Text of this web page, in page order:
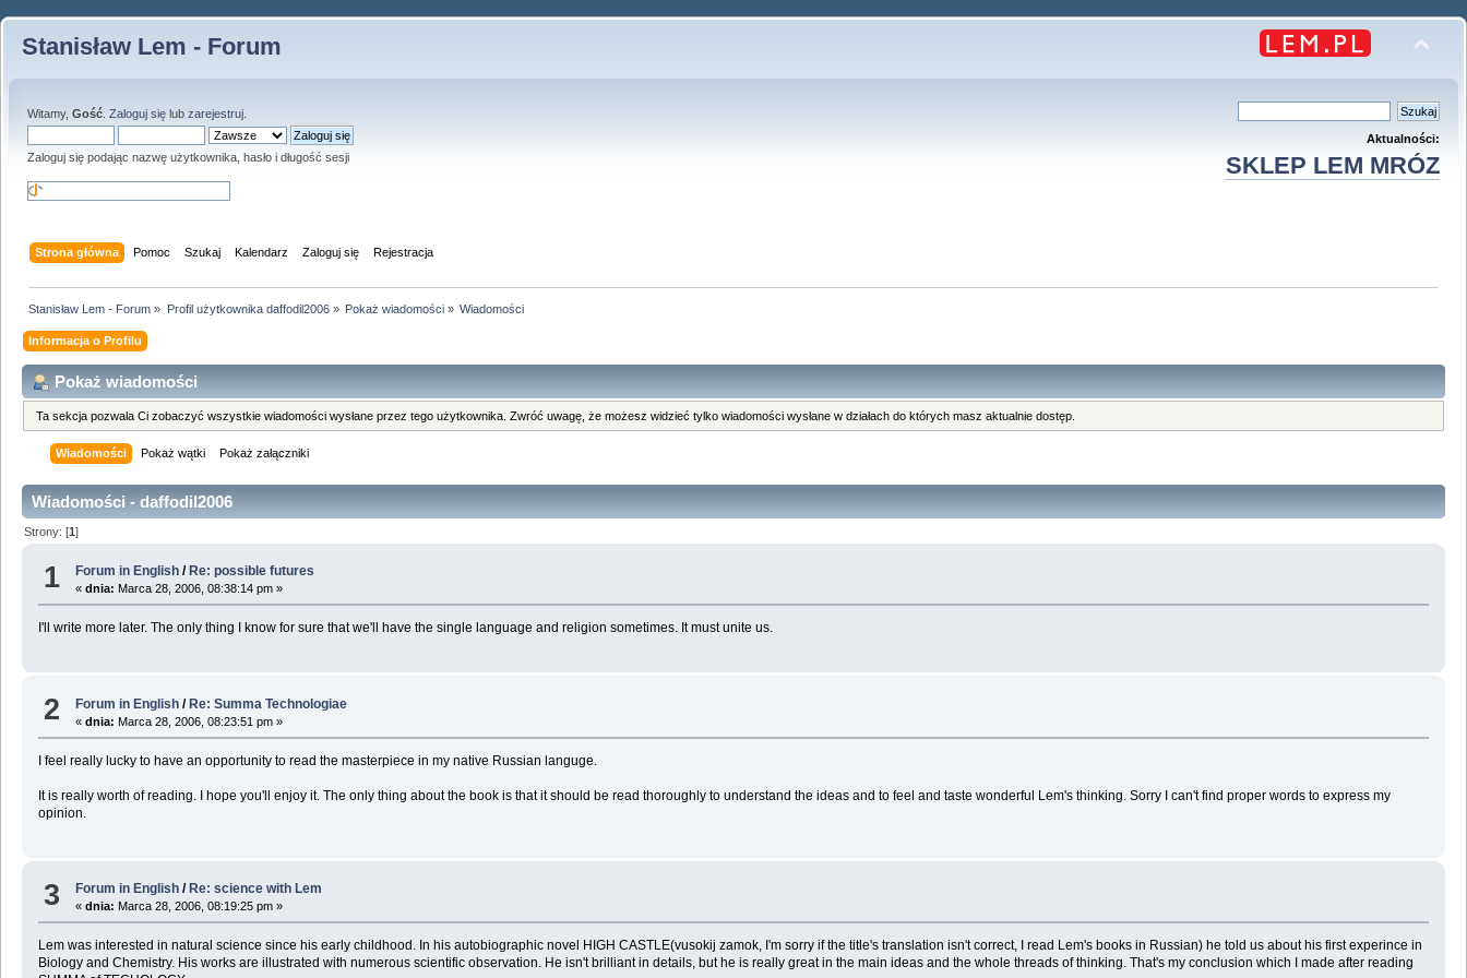
Stanisław Lem - Forum
Witamy, Gość Zaloguj się lub zarejestruj
Zaloguj się podając nazwę użytkownika, hasło i długość sesji
Aktualności:
SKLEP LEM MRÓZ
Strona główna Pomoc Szukaj Kalendarz Zaloguj się Rejestracja
Stanisław Lem - Forum » Profil użytkownika daffodil2006» Pokaż wiadomości» Wiadomości
Informacja o Profilu
Pokaż wiadomości
Ta sekcja pozwala Ci zobaczyć wszystkie wiadomości wysłane przez tego użytkownika. Zwróć uwagę, że możesz widzieć tylko wiadomości wysłane w działach do których masz aktualnie dostęp.
Wiadomości Pokaż wątki Pokaż załączniki
Wiadomości - daffodil2006
Strony: [1]
1 Forum in English / Re: possible futures
«dnia: Marca 28, 2006, 08:38:14 pm »
I'll write more later. The only thing I know for sure that we'll have the single language and religion sometimes. It must unite us.
2 Forum in English /Re: Summa Technologiae
«dnia: Marca 28, 2006, 08:23:51 pm »
I feel really lucky to have an opportunity to read the masterpiece in my native Russian languge.
It is really worth of reading. I hope you'll enjoy it. The only thing about the book is that it should be read thoroughly to understand the ideas and to feel and taste wonderful Lem's thinking. Sorry I can't find proper words to express my
opinion.
3 Forum in English / Re: science with Lem
«dnia: Marca 28, 2006, 08:19:25 pm »
Lem was interested in natural science since his early childhood. In his autobiographic novel HIGH CASTLE(vusokij zamok, I'm sorry if the title's translation isn't correct, I read Lem's books in Russian) he told us about his first experince in
Biology and Chemistry. His works are illustrated with numerous scientific observation. He isn't brilliant in details, but he is really great in the main ideas and the whole threads of thinking. That's my conclusion which I made after reading